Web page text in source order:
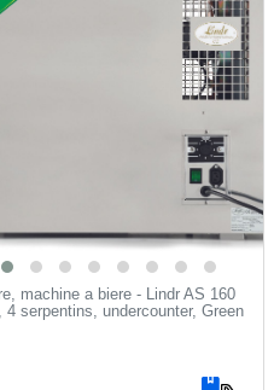
machine a biere - Lindr AS 160
4 serpentins, undercounter, Green